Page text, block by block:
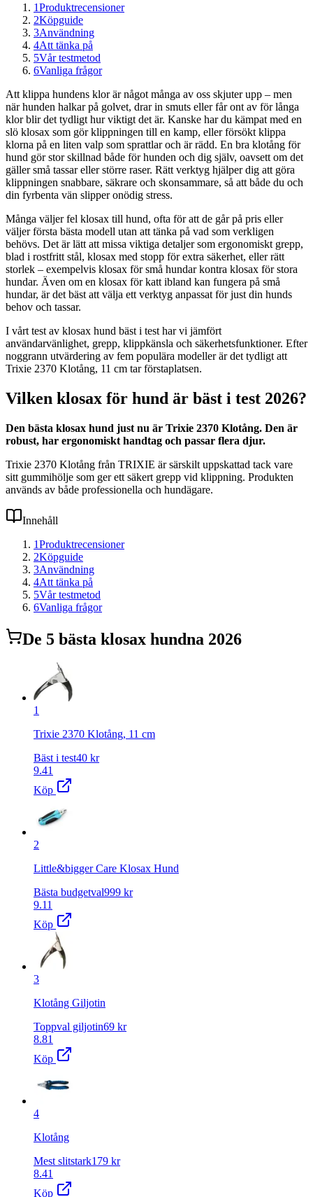
1Produktrecensioner
2Köpguide
3Användning
4Att tänka på
5Vår testmetod
6Vanliga frågor
Att klippa hundens klor är något många av oss skjuter upp – men
när hunden halkar på golvet, drar in smuts eller får ont av för långa
klor blir det tydligt hur viktigt det är. Kanske har du kämpat med en
slö klosax som gör klippningen till en kamp, eller försökt klippa
klorna på en liten valp som sprattlar och är rädd. En bra klotång för
hund gör stor skillnad både för hunden och dig själv, oavsett om det
gäller små tassar eller större raser. Rätt verktyg hjälper dig att göra
klippningen snabbare, säkrare och skonsammare, så att både du och
din fyrbenta vän slipper onödig stress.
Många väljer fel klosax till hund, ofta för att de går på pris eller
väljer första bästa modell utan att tänka på vad som verkligen
behövs. Det är lätt att missa viktiga detaljer som ergonomiskt grepp,
blad i rostfritt stål, klosax med stopp för extra säkerhet, eller rätt
storlek – exempelvis klosax för små hundar kontra klosax för stora
hundar. Även om en klosax för katt ibland kan fungera på små
hundar, är det bäst att välja ett verktyg anpassat för just din hunds
behov och tassar.
I vårt test av klosax hund bäst i test har vi jämfört
användarvänlighet, grepp, klippkänsla och säkerhetsfunktioner. Efter
noggrann utvärdering av fem populära modeller är det tydligt att
Trixie 2370 Klotång, 11 cm tar förstaplatsen.
Vilken klosax för hund är bäst i test 2026?
Den bästa klosax hund just nu är Trixie 2370 Klotång. Den är
robust, har ergonomiskt handtag och passar flera djur.
Trixie 2370 Klotång från TRIXIE är särskilt uppskattad tack vare
sitt gummihölje som ger ett säkert grepp vid klippning. Produkten
används av både professionella och hundägare.
Innehåll
1Produktrecensioner
2Köpguide
3Användning
4Att tänka på
5Vår testmetod
6Vanliga frågor
De 5 bästa klosax hundna 2026
1
Trixie 2370 Klotång, 11 cm
Bäst i test40 kr
9.41
Köp
2
Little&bigger Care Klosax Hund
Bästa budgetval999 kr
9.11
Köp
3
Klotång Giljotin
Toppval giljotin69 kr
8.81
Köp
4
Klotång
Mest slitstark179 kr
8.41
Köp